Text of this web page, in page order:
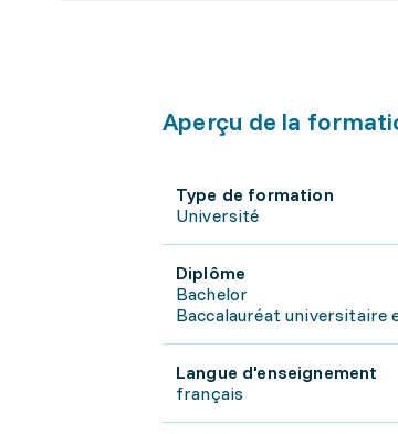
Aperçu de la
Type de formation
Université
Diplôme
Bachelor
Baccalauréat universitaire
Langue d'enseignement
français